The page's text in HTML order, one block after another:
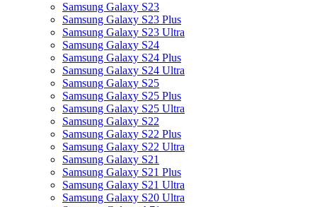
Samsung Galaxy S23
Samsung Galaxy S23 Plus
Samsung Galaxy S23 Ultra
Samsung Galaxy S24
Samsung Galaxy S24 Plus
Samsung Galaxy S24 Ultra
Samsung Galaxy S25
Samsung Galaxy S25 Plus
Samsung Galaxy S25 Ultra
Samsung Galaxy S22
Samsung Galaxy S22 Plus
Samsung Galaxy S22 Ultra
Samsung Galaxy S21
Samsung Galaxy S21 Plus
Samsung Galaxy S21 Ultra
Samsung Galaxy S20 Ultra